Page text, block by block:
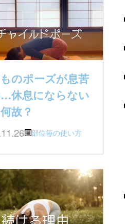
のポーズが息苦
休息にならない
故？
部位毎の使い方